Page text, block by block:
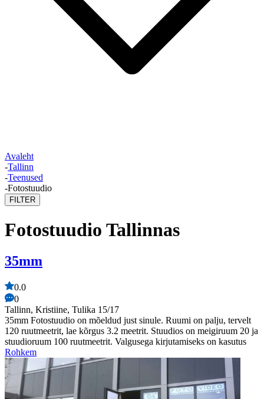
Avaleht
-Tallinn
-Teenused
-Fotostuudio
FILTER
Fotostuudio Tallinnas
35mm
0.0
0
Tallinn, Kristiine, Tulika 15/17
35mm Fotostuudio on mõeldud just sinule. Ruumi on palju, tervelt
120 ruutmeetrit, lae kõrgus 3.2 meetrit. Stuudios on meigiruum 20 ja
stuudioruum 100 ruutmeetrit. Valgusega kirjutamiseks on kasutus
Rohkem